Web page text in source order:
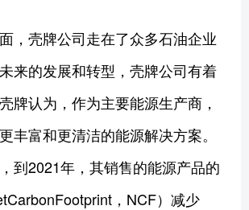
，壳牌公司走在了众多石油企业
来的发展和转型，壳牌公司有着
牌认为，作为主要能源生产商，
丰富和更清洁的能源解决方案。
到2021年，其销售的能源产品的
，NCF）减少